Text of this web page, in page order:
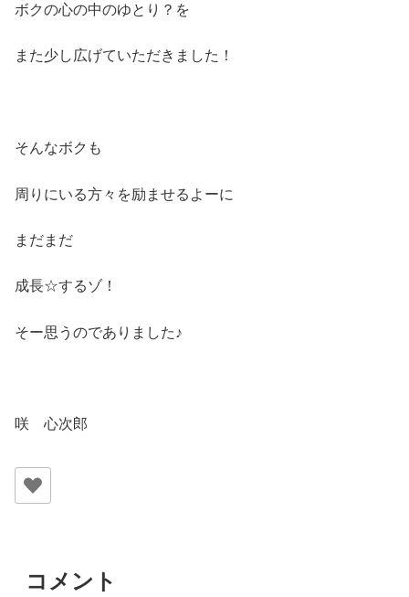
ボクの心の中のゆとり？を
また少し広げていただきました！
そんなボクも
周りにいる方々を励ませるよーに
まだまだ
成長☆するゾ！
そー思うのでありました♪
咲 心次郎
コメント